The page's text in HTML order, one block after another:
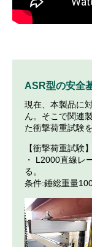
ASR型の安全
現在、本製品に
ん。そこで関連
た衝撃荷重試験
【衝撃荷重試験】
・ L2000直線レ
る。
条件:錘総重量